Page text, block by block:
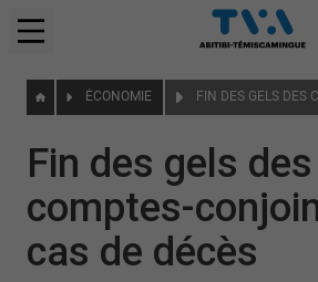
ÉCONOMIE
Fin des gels des
comptes-
cas de décès